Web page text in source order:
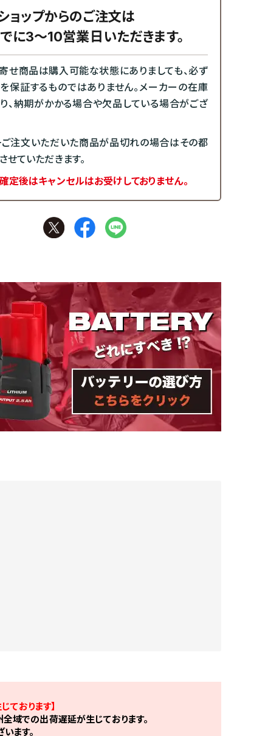
ョップからのご注文は
に3～10営業日いただきます。
せ商品は購入可能な状態にありましても、必ず
保証するものではありません。メーカーの在庫
、納期がかかる場合や欠品している場合がござ
注文いただいた商品が品切れの場合はその都
せていただきます。
定後はキャンセルはお受けしておりません。
ております】
域での出荷遅延が生じております。
ます。